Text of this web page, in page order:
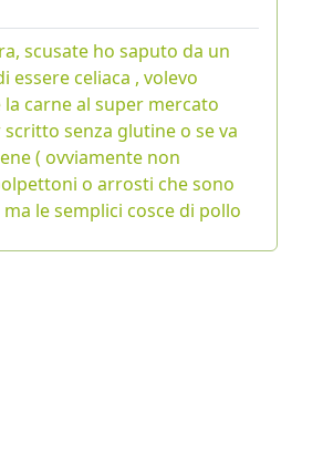
scusate ho saputo da un
essere celiaca , volevo
la carne al super mercato
scritto senza glutine o se va
( ovviamente non
o arrosti che sono
le semplici cosce di pollo